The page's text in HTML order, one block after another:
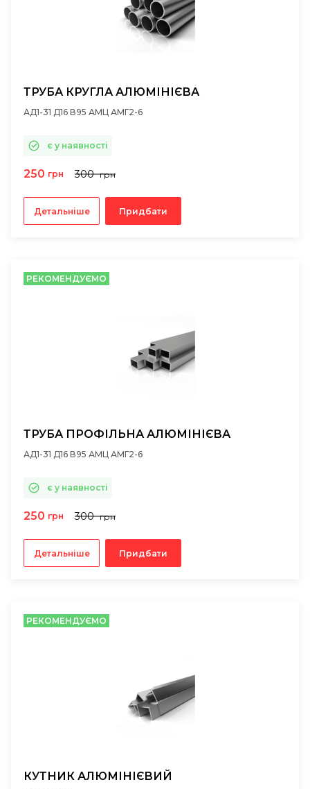
ТРУБА КРУГЛА АЛЮМІНІЄВА
АД1-31 Д16 В95 АМЦ АМГ2-6
є у наявності
250 грн 300 грн
Детальніше Придбати
РЕКОМЕНДУЄМО
ТРУБА ПРОФІЛЬНА АЛЮМІНІЄВА
АД1-31 Д16 В95 АМЦ АМГ2-6
є у наявності
250 грн 300 грн
Детальніше Придбати
РЕКОМЕНДУЄМО
КУТНИК АЛЮМІНІЄВИЙ